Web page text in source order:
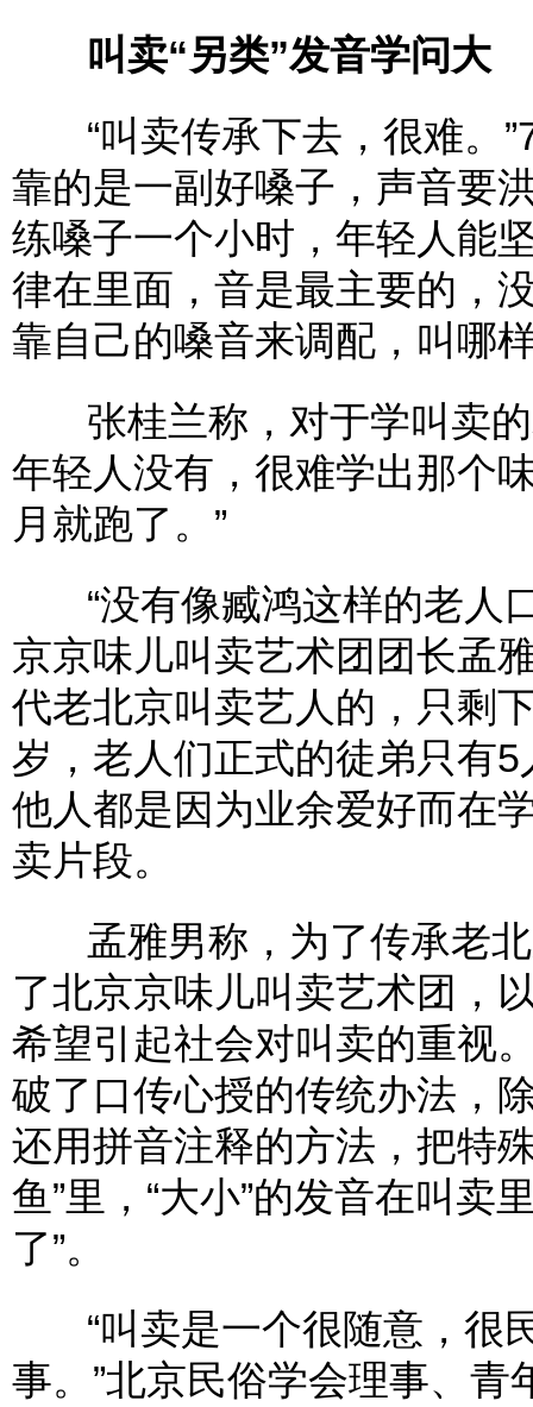
叫卖“另类”发音学问大
“叫卖传承下去，很难。
靠的是一副好嗓子，声音要
练嗓子一个小时，年轻人能
律在里面，音是最主要的，
靠自己的嗓音来调配，叫哪
张桂兰称，对于学叫卖的
年轻人没有，很难学出那个
月就跑了。”
“没有像臧鸿这样的老人
京京味儿叫卖艺术团团长孟
代老北京叫卖艺人的，只剩
岁，老人们正式的徒弟只有
他人都是因为业余爱好而在
卖片段。
孟雅男称，为了传承老北
了北京京味儿叫卖艺术团，
希望引起社会对叫卖的重视
破了口传心授的传统办法，
还用拼音注释的方法，把特
鱼”里，“大小”的发音在叫卖
了”。
“叫卖是一个很随意，很
事。”北京民俗学会理事、